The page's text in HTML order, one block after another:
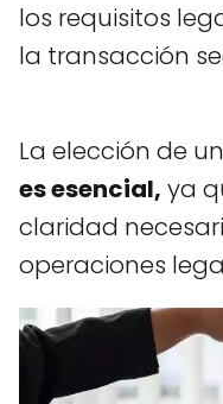
los requisitos
la transacción
La elección de un
es esencial, ya
claridad
operaciones